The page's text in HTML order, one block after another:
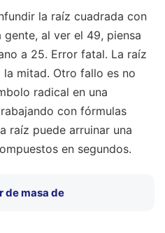
la raíz cuadrada con
al ver el 49, piensa
a 25. Error fatal. La raíz
mitad. Otro fallo es no
radical en una
con fórmulas
raíz puede arruinar una
en segundos.
de masa de